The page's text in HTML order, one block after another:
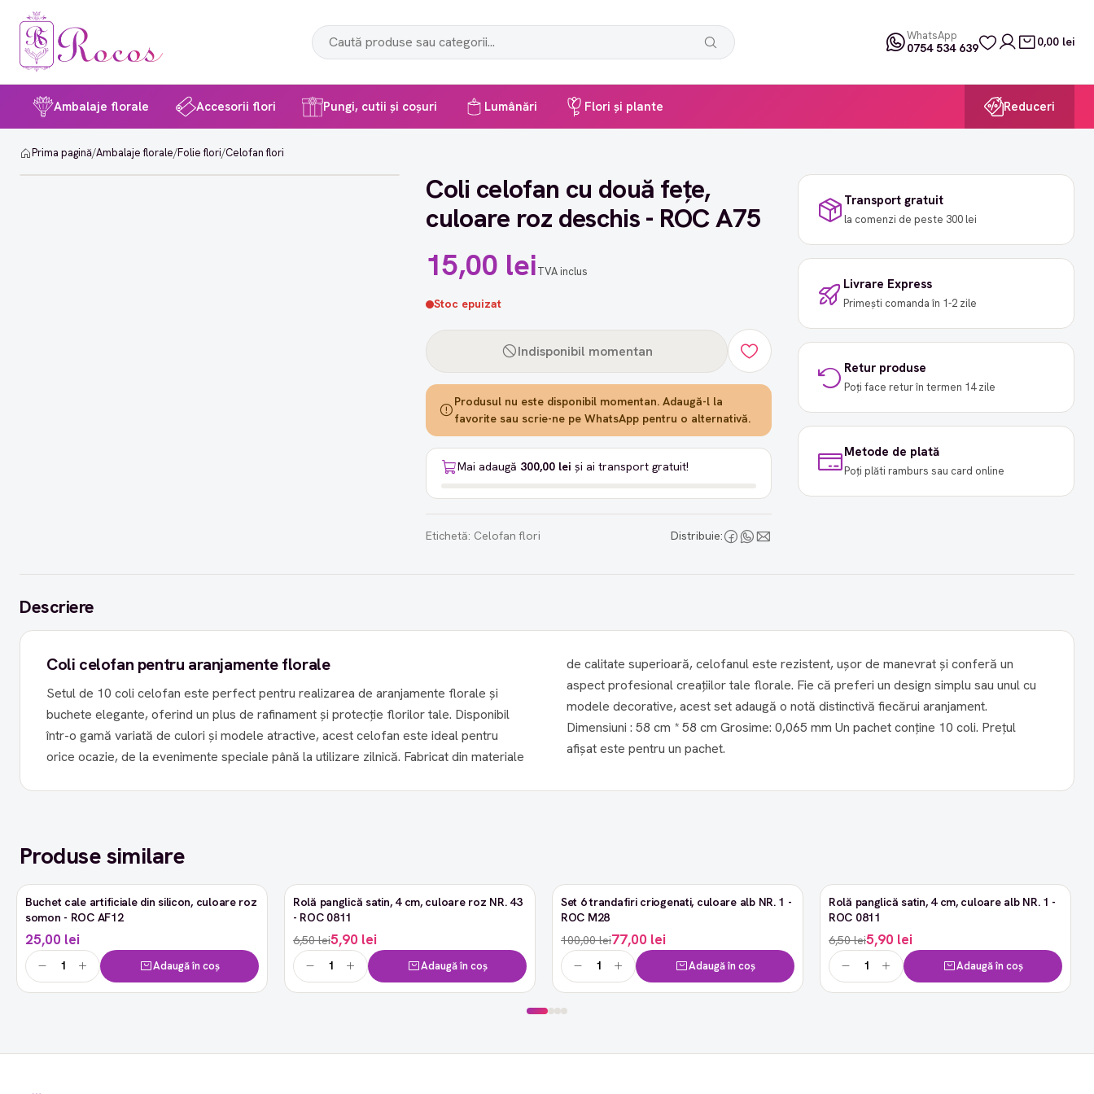
WhatsApp
0754 534 639 0,00 lei
Ambalaje florale Accesorii flori Pungi, cutii și coșuri Lumânări Flori și plante Reduceri
Prima pagină/Ambalaje florale/Folie flori/Celofan flori
Coli celofan cu două fețe,
culoare roz deschis - ROC A75
15,00 leiTVA inclus
Stoc epuizat
Indisponibil momentan
Produsul nu este disponibil momentan. Adaugă-l la
favorite sau scrie-ne pe WhatsApp pentru o alternativă.
Mai adaugă 300,00 lei și ai transport gratuit!
Etichetă: Celofan flori Distribuie:
Transport gratuit
la comenzi de peste 300 lei
Livrare Express
Primești comanda în 1-2 zile
Retur produse
Poți face retur în termen 14 zile
Metode de plată
Poți plăti ramburs sau card online
Descriere
Coli celofan pentru aranjamente florale
Setul de 10 coli celofan este perfect pentru realizarea de aranjamente florale și
buchete elegante, oferind un plus de rafinament și protecție florilor tale. Disponibil
într-o gamă variată de culori și modele atractive, acest celofan este ideal pentru
orice ocazie, de la evenimente speciale până la utilizare zilnică. Fabricat din materiale
de calitate superioară, celofanul este rezistent, ușor de manevrat și conferă un
aspect profesional creațiilor tale florale. Fie că preferi un design simplu sau unul cu
modele decorative, acest set adaugă o notă distinctivă fiecărui aranjament.
Dimensiuni : 58 cm * 58 cm Grosime: 0,065 mm Un pachet conține 10 coli. Prețul
afișat este pentru un pachet.
Produse similare
Buchet cale artificiale din silicon, culoare roz
somon - ROC AF12
25,00 lei
Adaugă în coș
-9%
Rolă panglică satin, 4 cm, culoare roz NR. 43
- ROC 0811
6,50 lei5,90 lei
Adaugă în coș
-23%
Set 6 trandafiri criogenati, culoare alb NR. 1 -
ROC M28
100,00 lei77,00 lei
Adaugă în coș
-9%
Rolă panglică satin, 4 cm, culoare alb NR. 1 -
ROC 0811
6,50 lei5,90 lei
Adaugă în coș